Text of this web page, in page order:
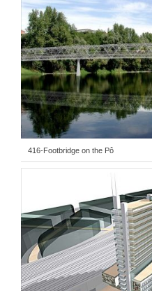
416-Footbridge on the Pô